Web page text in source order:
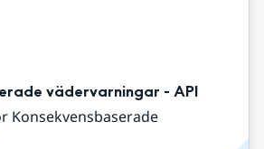
vädervarningar - API
Konsekvensbaserade